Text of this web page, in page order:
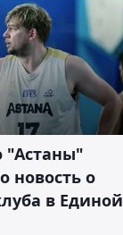
"Астаны"
новость о
в Единой